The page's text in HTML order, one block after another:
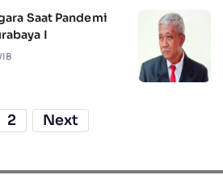
Saat Pandemi
I
2 Next